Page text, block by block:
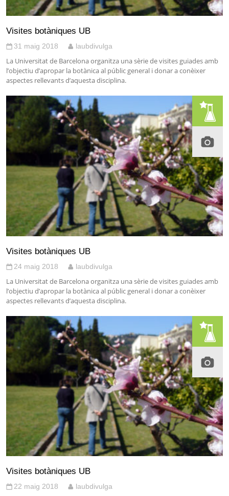
Visites botàniques UB
31 maig 2018 laubdivulga
La Universitat de Barcelona organitza una sèrie de visites guiades amb
l’objectiu d’apropar la botànica al públic general i donar a conèixer
aspectes rellevants d’aquesta disciplina.
Visites botàniques UB
24 maig 2018 laubdivulga
La Universitat de Barcelona organitza una sèrie de visites guiades amb
l’objectiu d’apropar la botànica al públic general i donar a conèixer
aspectes rellevants d’aquesta disciplina.
Visites botàniques UB
22 maig 2018 laubdivulga